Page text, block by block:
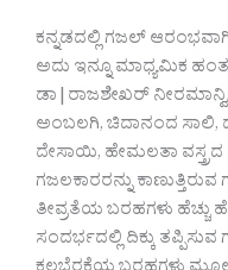
ಕನ್ನಡದಲ್ಲಿ ಗಜಲ್
ಅದು ಇನ್ನೂ ಮಾಧ್ಯಮಿಕ
ಡಾ|ರಾಜಶೇಖರ್
ಅಂಬಲಗಿ, ಚಿದಾನಂದ ಸಾಲಿ,
ದೇಸಾಯಿ, ಹೇಮಲತಾ
ಗಜಲಕಾರರನ್ನು
ತೀವ್ರತೆಯ ಬರಹಗಳು ಹೆಚ್ಚು
ಸಂದರ್ಭದಲ್ಲಿ ದಿಕ್ಕು